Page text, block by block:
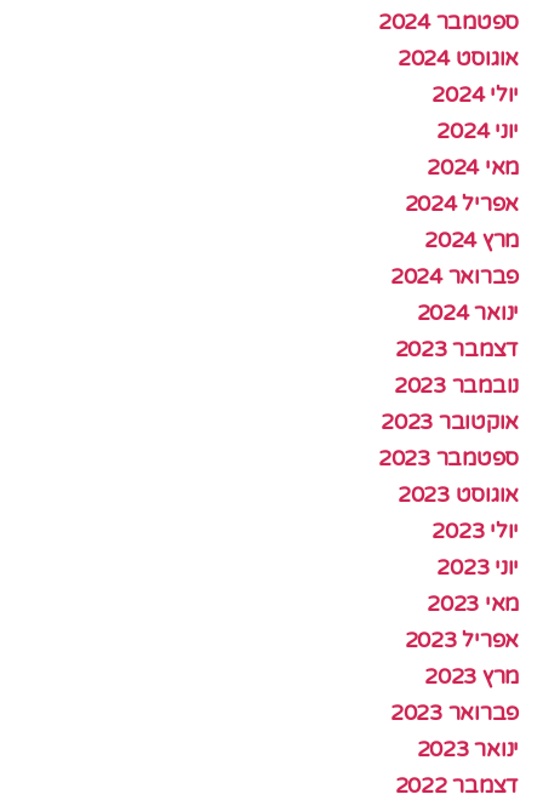
ספטמבר 2024
אוגוסט 2024
יולי 2024
יוני 2024
מאי 2024
אפריל 2024
מרץ 2024
פברואר 2024
ינואר 2024
דצמבר 2023
נובמבר 2023
אוקטובר 2023
ספטמבר 2023
אוגוסט 2023
יולי 2023
יוני 2023
מאי 2023
אפריל 2023
מרץ 2023
פברואר 2023
ינואר 2023
דצמבר 2022